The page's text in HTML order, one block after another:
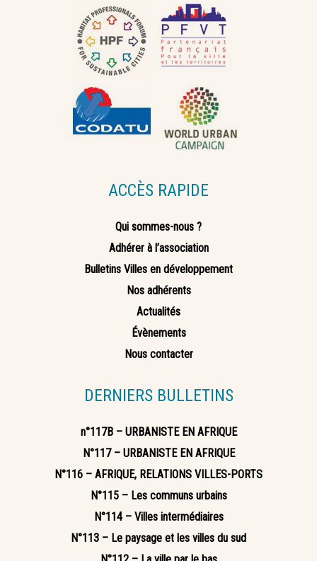
ACCÈS RAPIDE
Qui sommes-nous ?
Adhérer à l’association
Bulletins Villes en développement
Nos adhérents
Actualités
Évènements
Nous contacter
DERNIERS BULLETINS
n°117B – URBANISTE EN AFRIQUE
N°117 – URBANISTE EN AFRIQUE
N°116 – AFRIQUE, RELATIONS VILLES-PORTS
N°115 – Les communs urbains
N°114 – Villes intermédiaires
N°113 – Le paysage et les villes du sud